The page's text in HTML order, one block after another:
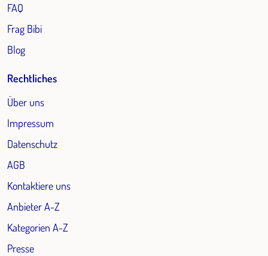
FAQ
Frag Bibi
Blog
Rechtliches
Über uns
Impressum
Datenschutz
AGB
Kontaktiere uns
Anbieter A-Z
Kategorien A-Z
Presse